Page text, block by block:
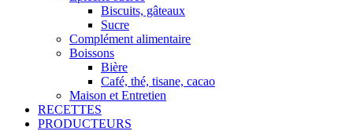
Biscuits, gâteaux
Sucre
Complément alimentaire
Boissons
Bière
Café, thé, tisane, cacao
Maison et Entretien
RECETTES
PRODUCTEURS